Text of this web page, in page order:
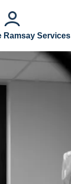
Ramsay Services